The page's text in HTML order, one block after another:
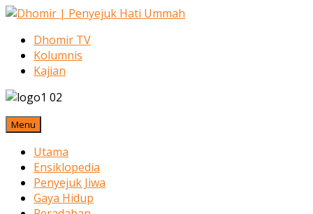
Dhomir TV
Kolumnis
Kajian
Menu
Utama
Ensiklopedia
Penyejuk Jiwa
Gaya Hidup